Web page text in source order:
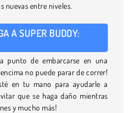
nuevas entre niveles.
A SUPER BUDDY:
punto de embarcarse en una
no puede parar de correr!
en tu mano para ayudarle a
que se haga daño mientras
y mucho más!